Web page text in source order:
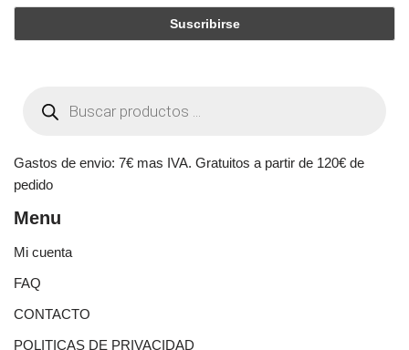
Gastos de envio: 7€ mas IVA. Gratuitos a partir de 120€ de
pedido
Menu
Mi cuenta
FAQ
CONTACTO
POLITICAS DE PRIVACIDAD